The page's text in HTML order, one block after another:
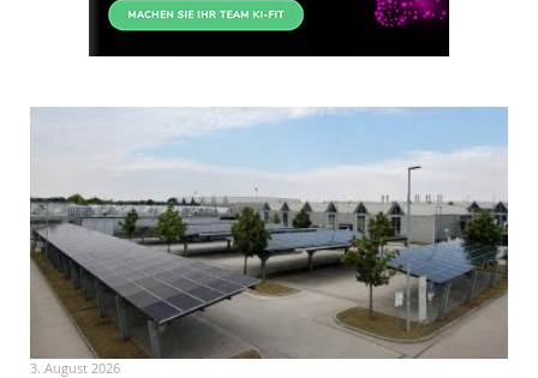
3. August 2026